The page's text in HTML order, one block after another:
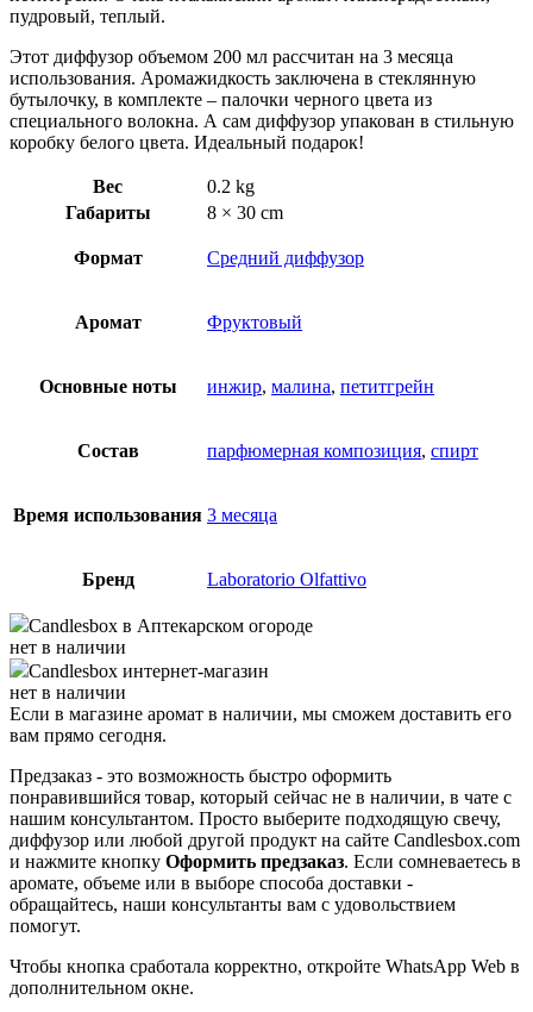
пудровый, теплый.
Этот диффузор объемом 200 мл рассчитан на 3 месяца
использования. Аромажидкость заключена в стеклянную
бутылочку, в комплекте – палочки черного цвета из
специального волокна. А сам диффузор упакован в стильную
коробку белого цвета. Идеальный подарок!
Вес
0.2 kg
Габариты
8 × 30 cm
Формат Средний диффузор
Аромат Фруктовый
Основные ноты инжир, малина, петитгрейн
Состав парфюмерная композиция, спирт
Время использования 3 месяца
Бренд Laboratorio Olfattivo
Candlesbox в Аптекарском огороде
нет в наличии
Candlesbox интернет-магазин
нет в наличии
Если в магазине аромат в наличии, мы сможем доставить его
вам прямо сегодня.
Предзаказ - это возможность быстро оформить
понравившийся товар, который сейчас не в наличии, в чате с
нашим консультантом. Просто выберите подходящую свечу,
диффузор или любой другой продукт на сайте Candlesbox.com
и нажмите кнопку Оформить предзаказ. Если сомневаетесь в
аромате, объеме или в выборе способа доставки -
обращайтесь, наши консультанты вам с удовольствием
помогут.
Чтобы кнопка сработала корректно, откройте WhatsApp Web в
дополнительном окне.